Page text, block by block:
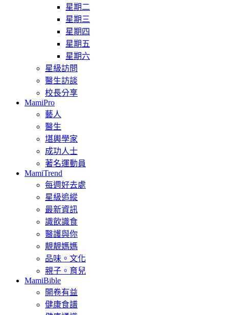
星期二
星期三
星期四
星期五
星期六
星級訪問
醫生訪談
校長分享
MamiPro
藝人
醫生
堪輿學家
成功人士
著名運動員
MamiTrend
每週好去處
星級追縱
最新資訊
識飲識食
醫護與你
靚靚媽媽
品味。文化
親子。育兒
MamiBible
開卷有益
健康食譜